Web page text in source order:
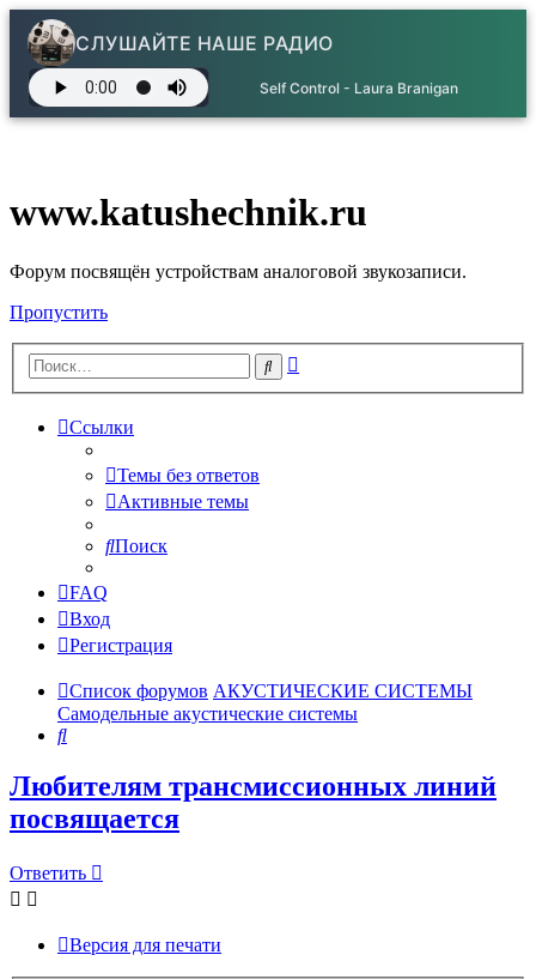
СЛУШАЙТЕ НАШЕ РАДИО
Self Control - Laura Branigan
www.katushechnik.ru
Форум посвящён устройствам аналоговой звукозаписи.
Пропустить
Поиск
Ссылки
Темы без ответов
Активные темы
Поиск
FAQ
Вход
Регистрация
Список форумов АКУСТИЧЕСКИЕ СИСТЕМЫ
Самодельные акустические системы
Поиск
Любителям трансмиссионных линий
посвящается
Ответить
Версия для печати